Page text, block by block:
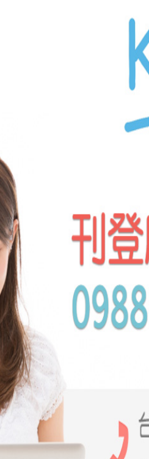
相關消
日
2017-
2017-
芎林通
而通馬
對芎林
要解決